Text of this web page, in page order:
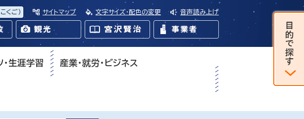
くご） サイトマップ 文字サイズ・配色の変更 音声読み上げ
・生涯学習 産業・就労・ビジネス